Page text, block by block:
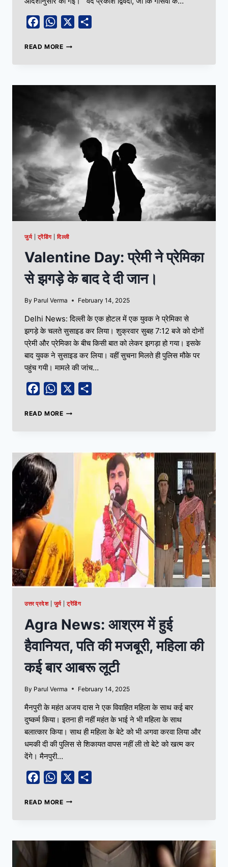
FacebookWhatsApp
READ MORE
जुर्म|ट्रेंडिंग|दिल्ली
Valentine Day: प्रेमी ने प्रेमिका
से झगड़े के बाद दे दी जान।
By Parul Verma February 14, 2025
Delhi News: दिल्ली के एक होटल में एक युवक ने प्रेमिका से
झगड़े के चलते सुसाइड कर लिया। शुक्रवार सुबह 7:12 बजे को दोनों
प्रेमी और प्रेमिका के बीच किसी बात को लेकर झगड़ा हो गया। इसके
बाद युवक ने सुसाइड कर लिया। वहीं सुचना मिलते ही पुलिस मौके पर
पहुंच गयी। मामले की जांच…
FacebookWhatsApp
READ MORE
उत्तर प्रदेश|जुर्म|ट्रेंडिंग
Agra News: आश्रम में हुई
हैवानियत, पति की मजबूरी, महिला की
कई बार आबरू लूटी
By Parul Verma February 14, 2025
मैनपुरी के महंत अजय दास ने एक विवाहित महिला के साथ कई बार
दुष्कर्म किया। इतना ही नहीं महंत के भाई ने भी महिला के साथ
बलात्कार किया। साथ ही महिला के बेटे को भी अगवा करवा लिया और
धमकी दी की पुलिस से शिकायत वापस नहीं ली तो बेटे को खत्म कर
देंगे। मैनपुरी…
FacebookWhatsApp
READ MORE